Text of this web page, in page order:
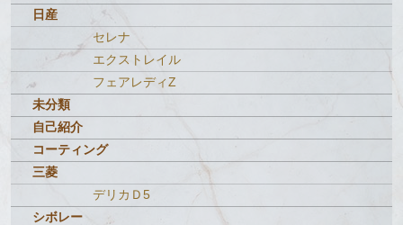
日産
セレナ
エクストレイル
フェアレディZ
未分類
自己紹介
コーティング
三菱
デリカＤ5
シボレー